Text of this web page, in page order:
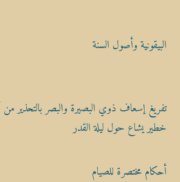
البيقونية وأصول السنة
تفريغ إسعاف ذوي البصيرة والبصر بالتحذير من
خطير يشاع حول ليلة القدر
أحكام مختصرة للصيام